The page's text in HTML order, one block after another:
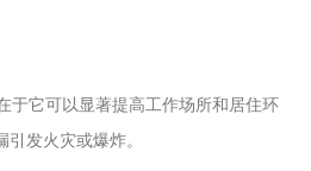
它可以显著提高工作场所和居住环
发火灾或爆炸。